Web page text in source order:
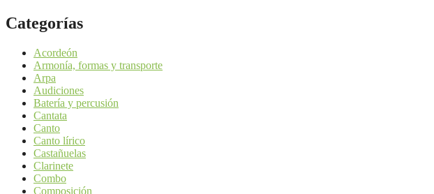
Categorías
Acordeón
Armonía, formas y transporte
Arpa
Audiciones
Batería y percusión
Cantata
Canto
Canto lírico
Castañuelas
Clarinete
Combo
Composición